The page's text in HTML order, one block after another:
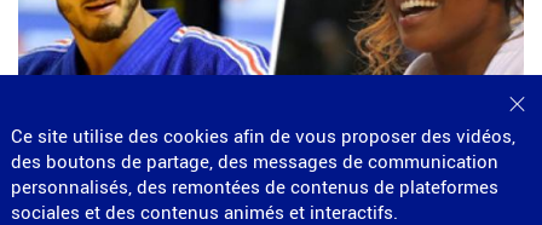
Ce site utilise des cookies afin de vous proposer des vidéos,
des boutons de partage, des messages de communication
personnalisés, des remontées de contenus de plateformes
sociales et des contenus animés et interactifs.